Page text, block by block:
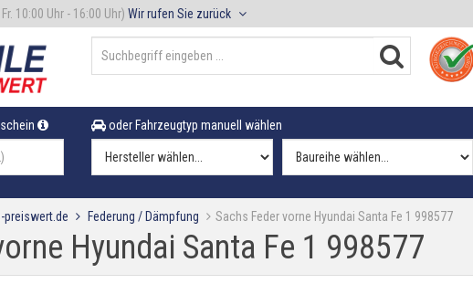
10:00 Uhr - 16:00 Uhr) Wir rufen Sie zurück
oder Fahrzeugtyp manuell wählen
preiswert.de Federung / Dämpfung Sachs Feder vorne Hyundai Santa Fe 1 998577
Hyundai Santa Fe 1 998577